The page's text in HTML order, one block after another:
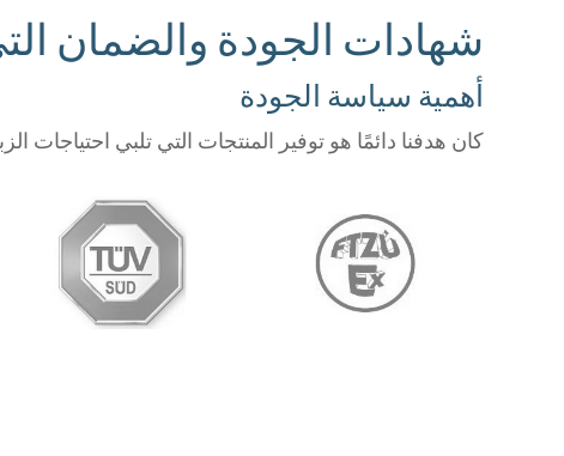
شهادات الجودة والضمان
أهمية سياسة الجودة
كان هدفنا دائمًا هو توفير المنتجات التي تلبي احتياجات